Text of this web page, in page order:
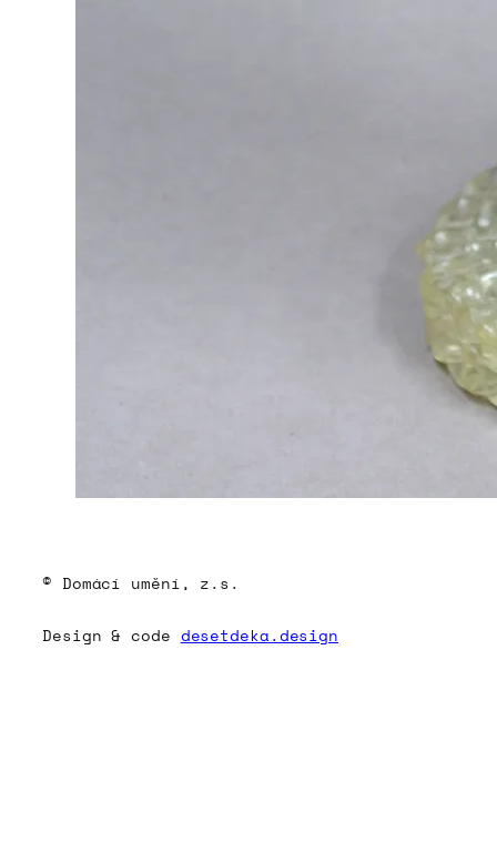
© Domácí umění, z.s.
Design & code desetdeka.design